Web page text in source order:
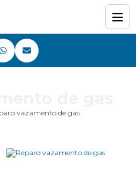
vazamento de gas